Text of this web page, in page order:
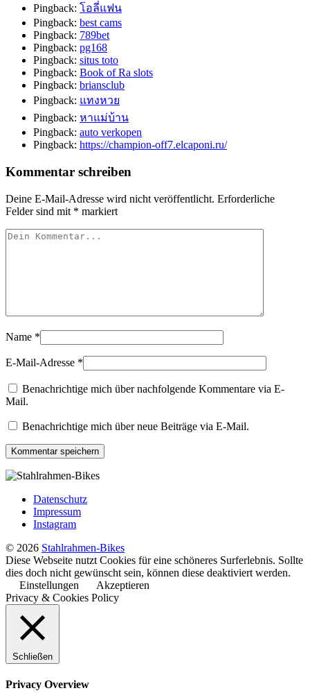
Pingback: โอลี่แฟน
Pingback: best cams
Pingback: 789bet
Pingback: pg168
Pingback: situs toto
Pingback: Book of Ra slots
Pingback: briansclub
Pingback: แทงหวย
Pingback: หาแม่บ้าน
Pingback: auto verkopen
Pingback: https://champion-off7.elcaponi.ru/
Kommentar schreiben
Deine E-Mail-Adresse wird nicht veröffentlicht. Erforderliche
Felder sind mit * markiert
Name *
E-Mail-Adresse *
Benachrichtige mich über nachfolgende Kommentare via E-
Mail.
Benachrichtige mich über neue Beiträge via E-Mail.
Datenschutz
Impressum
Instagram
© 2026 Stahlrahmen-Bikes
Diese Webseite nutzt Cookies für eine schöneres Surferlebnis. Sollte
dies doch nicht gewünscht sein, können diese deaktiviert werden.
Einstellungen
Akzeptieren
Privacy & Cookies Policy
Schließen
Privacy Overview